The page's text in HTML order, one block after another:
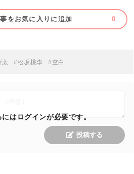
をお気に入りに追加 0
#松坂桃李 #空白
はログインが必要です。
投稿する